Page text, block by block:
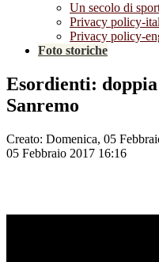
Un secolo di
Privacy policy-
Privacy policy-
Foto storiche
Esordienti:
Sanremo
Creato: Domenica, 05
05 Febbraio 2017 16:16